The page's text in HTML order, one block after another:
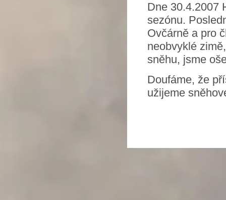
Dne 30.4.2007
sezónu.
Ovčárně a pro
neobvyklé
sněhu, jsme
Doufáme, že
užijeme